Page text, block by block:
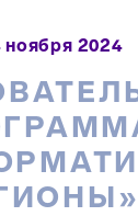
ноября 2024